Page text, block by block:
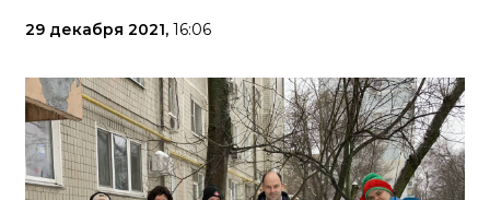
29 декабря 2021, 16:06